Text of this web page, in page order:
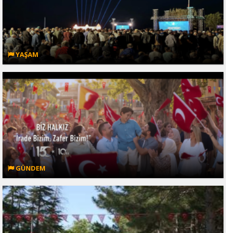
YAŞAM
GÜNDEM